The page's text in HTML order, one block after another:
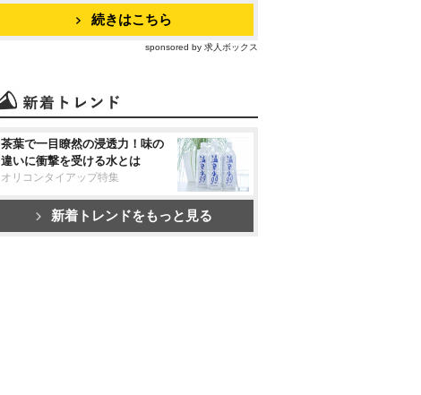
続きはこちら
sponsored by 求人ボックス
茶葉で一目瞭然の浸透力！味の
違いに衝撃を受ける水とは
オリコンタイアップ特集
新着トレンドをもっと見る